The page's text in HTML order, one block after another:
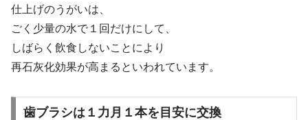
仕上げのうがいは、
ごく少量の水で１回だけにして、
しばらく飲食しないことにより
再石灰化効果が高まるといわれています。
歯ブラシは１力月１本を目安に交換